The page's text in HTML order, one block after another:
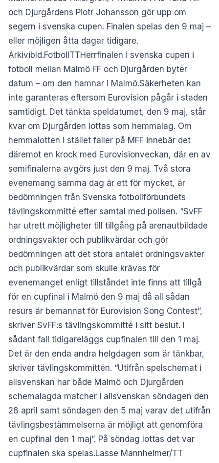
och Djurgårdens Piotr Johansson gör upp om
segern i svenska cupen. Finalen spelas den 9 maj –
eller möjligen åtta dagar tidigare.
Arkivibld.FotbollTTHerrfinalen i svenska cupen i
fotboll mellan Malmö FF och Djurgården byter
datum – om den hamnar i Malmö.Säkerheten kan
inte garanteras eftersom Eurovision pågår i staden
samtidigt. Det tänkta speldatumet, den 9 maj, står
kvar om Djurgården lottas som hemmalag. Om
hemmalotten i stället faller på MFF innebär det
däremot en krock med Eurovisionveckan, där en av
semifinalerna avgörs just den 9 maj. Två stora
evenemang samma dag är ett för mycket, är
bedömningen från Svenska fotbollförbundets
tävlingskommitté efter samtal med polisen. “SvFF
har utrett möjligheter till tillgång på arenautbildade
ordningsvakter och publikvärdar och gör
bedömningen att det stora antalet ordningsvakter
och publikvärdar som skulle krävas för
evenemanget enligt tillståndet inte finns att tillgå
för en cupfinal i Malmö den 9 maj då all sådan
resurs är bemannat för Eurovision Song Contest”,
skriver SvFF:s tävlingskommitté i sitt beslut. I
sådant fall tidigareläggs cupfinalen till den 1 maj.
Det är den enda andra helgdagen som är tänkbar,
skriver tävlingskommittén. “Utifrån spelschemat i
allsvenskan har både Malmö och Djurgården
schemalagda matcher i allsvenskan söndagen den
28 april samt söndagen den 5 maj varav det utifrån
tävlingsbestämmelserna är möjligt att genomföra
en cupfinal den 1 maj”. På söndag lottas det var
cupfinalen ska spelas.Lasse Mannheimer/TT